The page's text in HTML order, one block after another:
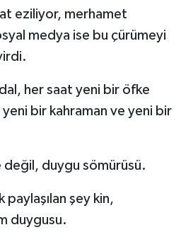
eziliyor, merhamet
medya ise bu çürümeyi
her saat yeni bir öfke
bir kahraman ve yeni bir
değil, duygu sömürüsü.
paylaşılan şey kin,
duygusu.